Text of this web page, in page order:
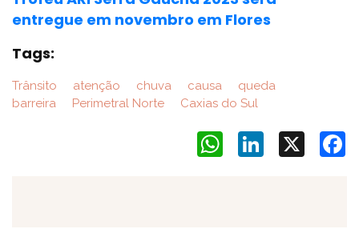
entregue em novembro em Flores
Tags:
Trânsito atenção chuva causa
queda
barreira
Perimetral Norte Caxias do Sul
LinkedIn
WhatsApp